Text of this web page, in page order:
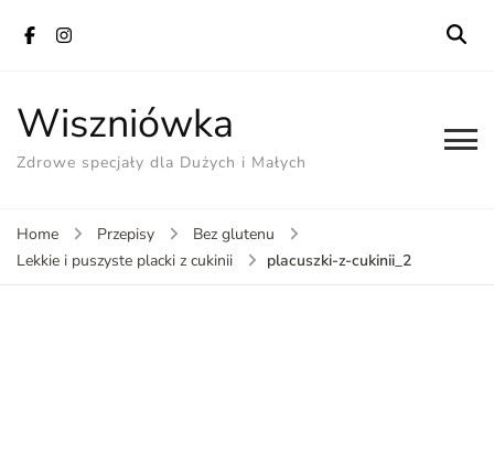
Wiszniówka
Zdrowe specjały dla Dużych i Małych
Home Przepisy
Bez glutenu
Lekkie i puszyste placki z cukinii
placuszki-z-cukinii_2